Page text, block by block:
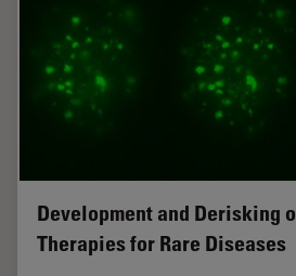
Development and Derisking
Therapies for Rare Diseases